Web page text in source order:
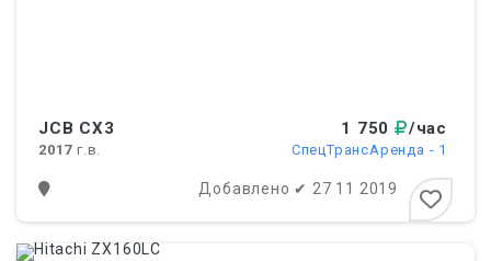
JCB CX3 1 750 /час
2017 г.в. СпецТрансАренда - 1
Добавлено ✔ 27 11 2019